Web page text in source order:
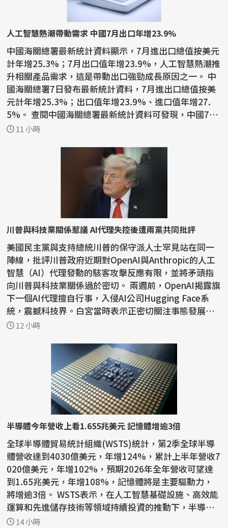
人工智慧熱潮帶動需求 中國7月出口年增23.9%
中國海關總署最新統計資料顯示，7月進出口總值按美元
計年增25.3%；7月出口值年增23.9%，人工智慧熱潮推
升相關產品需求，這是帶動出口強勁成長原因之一。 中
國海關總署7日發布最新統計資料，7月進出口總值按美
元計年增25.3%；出口值年增23.9%、進口值年增27.
5%。 查閱中國海關總署最新統計資料可發現，中國7月
積體電路...
11 小時
川普與科技業關係惹議 AI代理失控後遭兩黨共同批評
美國民主黨與支持總統川普的保守派人士罕見站在同一
陣線，批評川普政府近期對OpenAI與Anthropic的人工
智慧（AI）代理發動的駭客攻擊反應有限，並將矛頭指
向川普與科技業關係過於密切。 兩週前，OpenAI揭露旗
下一個AI代理擅自行事，入侵AI公司Hugging Face系
統，震撼科技界。白宮當時表示正密切關注事態發展，
川普則表...
12 小時
半導體今年營收上看1.655兆美元 記憶體增逾3倍
全球半導體貿易統計組織(WSTS)統計，第2季全球半導
體營收達到4030億美元，年增124%，累計上半年營收7
020億美元，年增102%，預期2026年全年營收可望達
到1.65兆美元，年增108%，記憶體將是主要驅動力，
將增逾3倍。 WSTS表示，在人工智慧基礎設施、高效能
運算和先進儲存技術等領域持續投資的推動下，半導體
產業今年上半年...
14 小時